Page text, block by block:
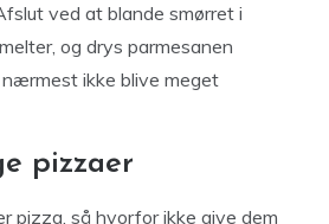
ved at blande smørret i
og drys parmesanen
ikke blive meget
pizzaer
pizza, så hvorfor ikke give dem